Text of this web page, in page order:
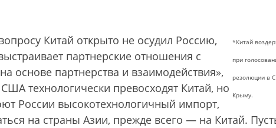
*Китай
при
резолюции в
Крыму.
Китай открыто не осудил Россию,
партнерские отношения с
основе партнерства и взаимодействия»,
технологически превосходят Китай, но
России высокотехнологичный импорт,
на страны Азии, прежде всего — на Китай.